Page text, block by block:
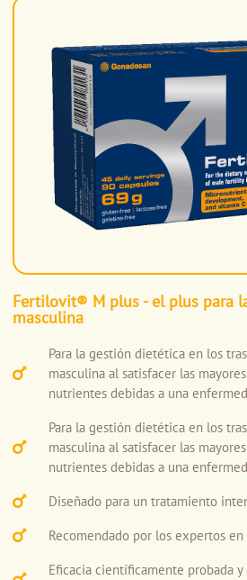
Fertilovit® M plus - el plus para
masculina
Para la gestión dietética en los
masculina al satisfacer las
nutrientes debidas a una
Para la gestión dietética en los
masculina al satisfacer las
nutrientes debidas a una
Diseñado para un tratamiento
Recomendado por los expertos
Eficacia científicamente probada